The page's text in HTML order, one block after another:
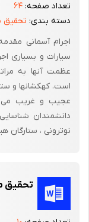
شده در فصل دوم،
بررسی توابع موجی
مسیرهای کلاسیکی
فصل اول
کیهانشناسی
در ریگودا[1] یکی از کتابهای مقدس باستانی هندوستان آمده است:
آن ... مفهوم شب و
پیوست، چه کسی
تعداد صفحه: ۶۴
دسته بندی: تحقیق
اجرام آسمانی
سیارات و بسیاری
عظمت آنها به
است. کهکشانها و
عجیب و غریب
دانشمندان
نوترونی ، ستارگان
تحقیق